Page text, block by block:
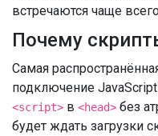
встречаются чаще
Почему
Самая
подключение
<script> в <head> без
будет ждать загрузки